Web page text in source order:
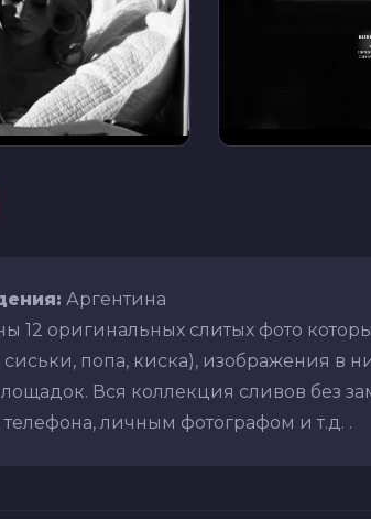
Аргентина
12 оригинальных слитых фото
попа, киска), изображения в
Вся коллекция сливов без
телефона, личным фотографом и т.д. .